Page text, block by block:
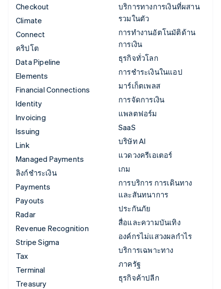
Checkout
Climate
Connect
คริปโต
Data Pipeline
Elements
Financial Connections
Identity
Invoicing
Issuing
Link
Managed Payments
ลิงก์ชำระเงิน
Payments
Payouts
Radar
Revenue Recognition
Stripe Sigma
Tax
Terminal
Treasury
บริการทางการเงินที่ผสาน
รวมในตัว
การทำงานอัตโนมัติด้าน
การเงิน
ธุรกิจทั่วโลก
การชำระเงินในแอป
มาร์เก็ตเพลส
การจัดการเงิน
แพลตฟอร์ม
SaaS
บริษัท AI
แวดวงครีเอเตอร์
เกม
การบริการ การเดินทาง
และสันทนาการ
ประกันภัย
สื่อและความบันเทิง
องค์กรไม่แสวงผลกำไร
บริการเฉพาะทาง
ภาครัฐ
ธุรกิจค้าปลีก